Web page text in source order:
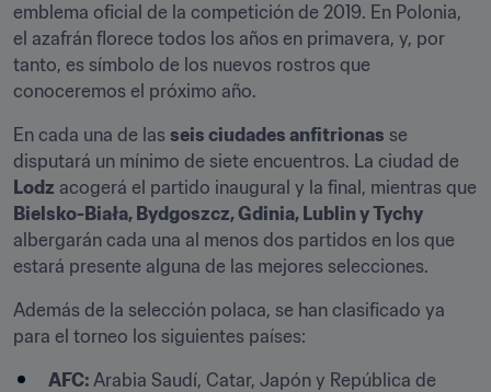
emblema oficial de la competición de 2019. En Polonia,
el azafrán florece todos los años en primavera, y, por
tanto, es símbolo de los nuevos rostros que
conoceremos el próximo año.
En cada una de las seis ciudades anfitrionas se
Lodz
Bielsko-Biała, Bydgoszcz, Gdinia, Lublin y Tychy
albergarán cada una al menos dos partidos en los que
estará presente alguna de las mejores selecciones.
Además de la selección polaca, se han clasificado ya
para el torneo los siguientes países:
AFC: Arabia Saudí, Catar, Japón y República de